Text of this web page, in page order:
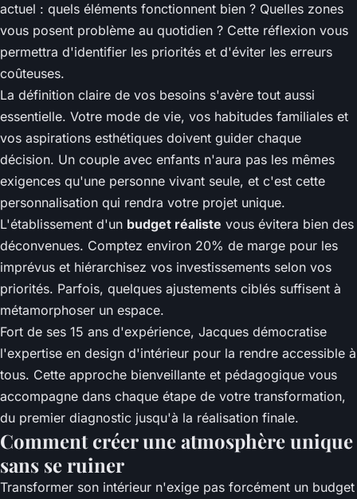
actuel : quels éléments fonctionnent bien ? Quelles zones
vous posent problème au quotidien ? Cette réflexion vous
permettra d'identifier les priorités et d'éviter les erreurs
coûteuses.
La définition claire de vos besoins s'avère tout aussi
essentielle. Votre mode de vie, vos habitudes familiales et
vos aspirations esthétiques doivent guider chaque
décision. Un couple avec enfants n'aura pas les mêmes
exigences qu'une personne vivant seule, et c'est cette
personnalisation qui rendra votre projet unique.
L'établissement d'un budget réaliste vous évitera bien des
déconvenues. Comptez environ 20% de marge pour les
imprévus et hiérarchisez vos investissements selon vos
priorités. Parfois, quelques ajustements ciblés suffisent à
métamorphoser un espace.
Fort de ses 15 ans d'expérience, Jacques démocratise
l'expertise en design d'intérieur pour la rendre accessible à
tous. Cette approche bienveillante et pédagogique vous
accompagne dans chaque étape de votre transformation,
du premier diagnostic jusqu'à la réalisation finale.
Comment créer une atmosphère unique
sans se ruiner
Transformer son intérieur n'exige pas forcément un budget